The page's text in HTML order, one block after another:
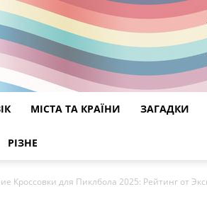
МІСТА ТА КРАЇНИ ЗАГАДКИ
РІЗНЕ
Кроссовки для Пиклбола 2025: Рейтинг от